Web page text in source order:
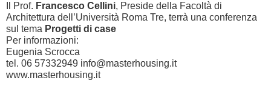
Il Prof. Francesco Cellini, Preside della Facoltà di
Architettura dell’Università Roma Tre, terrà una conferenza
sul tema Progetti di case
Per informazioni:
Eugenia Scrocca
tel. 06 57332949 info@masterhousing.it
www.masterhousing.it